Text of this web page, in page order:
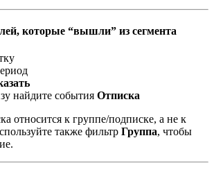
которые “вышли” из сегмента
найдите события Отписка
относится к группе/подписке, а не к
также фильтр Группа, чтобы